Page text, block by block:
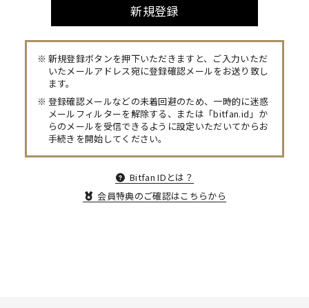
新規登録
新規登録ボタンを押下いただきますと、ご入力いただ
いたメールアドレス宛に登録確認メールをお送り致し
ます。
登録確認メールなどの未着回避のため、一時的に迷惑
メールフィルターを解除する、または「bitfan.id」か
らのメールを受信できるように設定いただいてからお
手続きを開始してください。
Bitfan IDとは？
会員特典のご確認はこちらから